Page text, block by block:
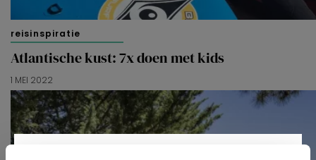
reisinspiratie
Atlantische kust: 7x doen met kids
1 MEI 2022